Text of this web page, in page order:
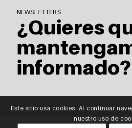
NEWSLETTERS
¿Quieres
informado?
Este sitio usa cookies. Al continuar
nuestro uso de